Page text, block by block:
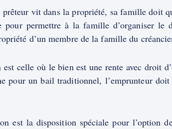
vit dans la propriété, sa famille doit
pour permettre à la famille d’organiser le
d’un membre de la famille du
est celle où le bien est une rente avec droit
pour un bail traditionnel, l’emprunteur
est la disposition spéciale pour l’option